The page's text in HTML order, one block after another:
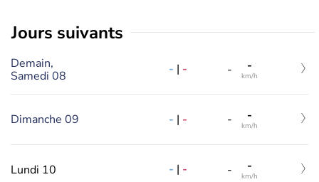
jours suivants
Demain,
Samedi 08
- | - - -
km/h
Dimanche 09 - | - - -
km/h
Lundi 10 - | - - -
km/h